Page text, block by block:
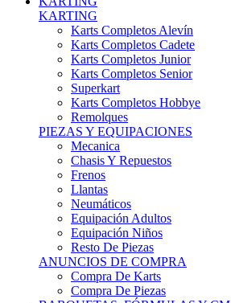
Karts Completos Alevín
Karts Completos Cadete
Karts Completos Junior
Karts Completos Senior
Superkart
Karts Completos Hobbye
Remolques
PIEZAS Y EQUIPACIONES
Mecanica
Chasis Y Repuestos
Frenos
Llantas
Neumáticos
Equipación Adultos
Equipación Niños
Resto De Piezas
ANUNCIOS DE COMPRA
Compra De Karts
Compra De Piezas
BARQUETAS, FÓRMULAS Y CM
BARQUETAS, FÓRMULAS Y CM